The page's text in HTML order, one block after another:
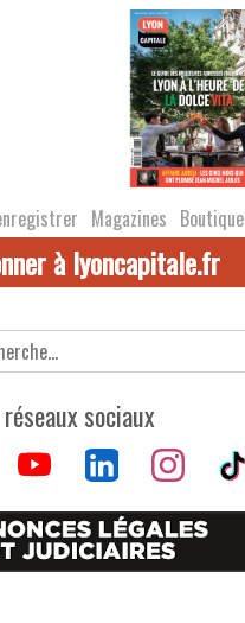
Magazines Boutique
à lyoncapitale.fr
réseaux sociaux